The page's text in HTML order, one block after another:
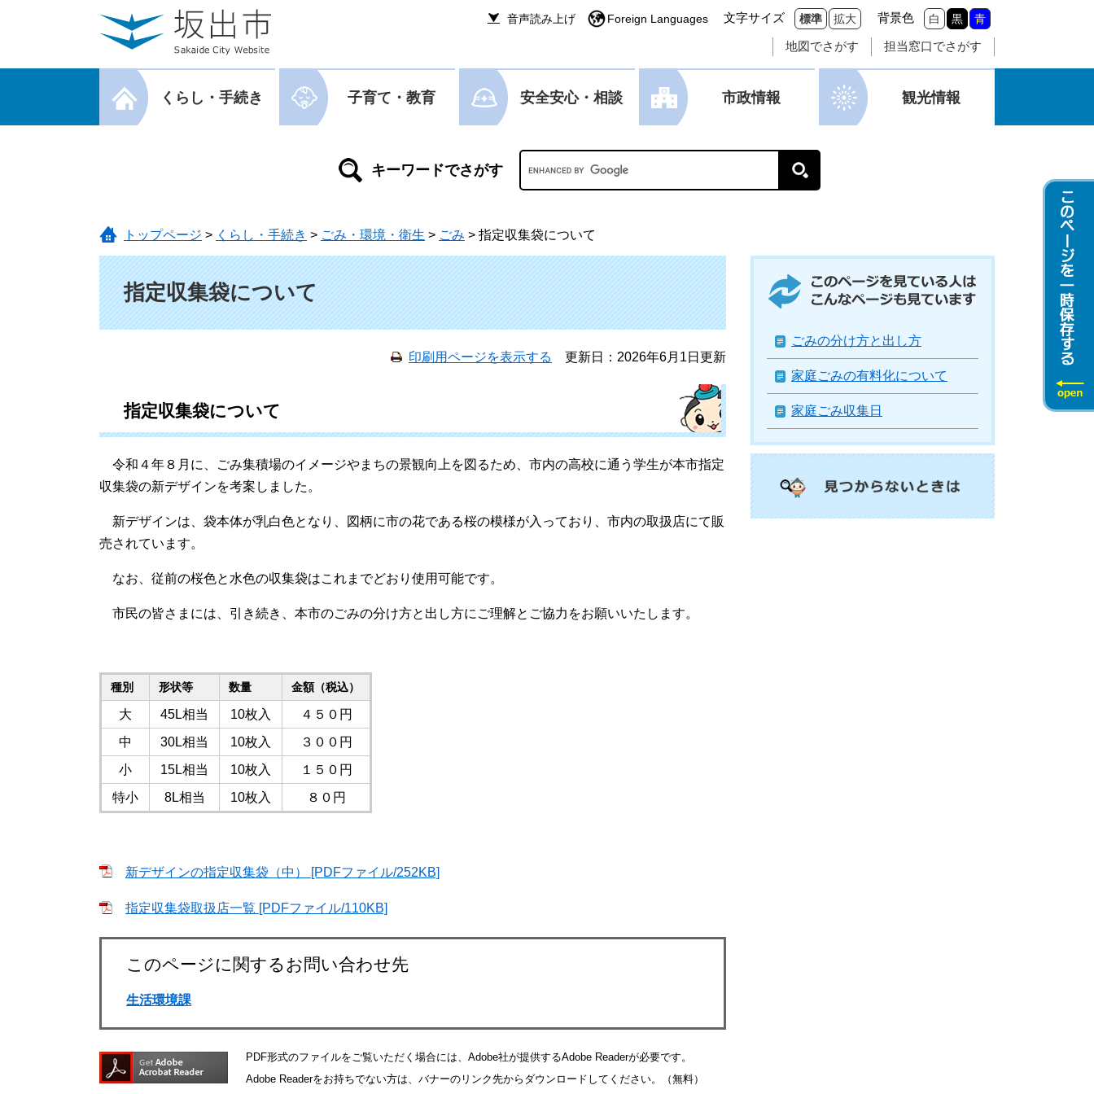
音声読み上げ Foreign Languages 文字サイズ 標準 拡大 背景色 白 黒 青
地図でさがす 担当窓口でさがす
メニューを閉じる
くらし・手続き 子育て・教育 安全安心・相談 市政情報 観光情報
Googleカスタム検索
トップページ > くらし・手続き > ごみ・環境・衛生 > ごみ > 指定収集袋について
指定収集袋について
印刷用ページを表示する 更新日：2026年6月1日更新
指定収集袋について
令和４年８月に、ごみ集積場のイメージやまちの景観向上を図るため、市内の高校に通う学生が本市指定
収集袋の新デザインを考案しました。
新デザインは、袋本体が乳白色となり、図柄に市の花である桜の模様が入っており、市内の取扱店にて販
売されています。
なお、従前の桜色と水色の収集袋はこれまでどおり使用可能です。
市民の皆さまには、引き続き、本市のごみの分け方と出し方にご理解とご協力をお願いいたします。
種別 形状等 数量 金額（税込）
大 45L相当 10枚入
４５０円
中
30L相当 10枚入
３００円
小
15L相当 10枚入
１５０円
特小
8L相当 10枚入 ８０円
新デザインの指定収集袋（中） [PDFファイル/252KB]
指定収集袋取扱店一覧 [PDFファイル/110KB]
このページに関するお問い合わせ先
生活環境課
PDF形式のファイルをご覧いただく場合には、Adobe社が提供するAdobe Readerが必要です。
Adobe Readerをお持ちでない方は、バナーのリンク先からダウンロードしてください。（無料）
見ています
ごみの分け方と出し方
家庭ごみの有料化について
家庭ごみ収集日